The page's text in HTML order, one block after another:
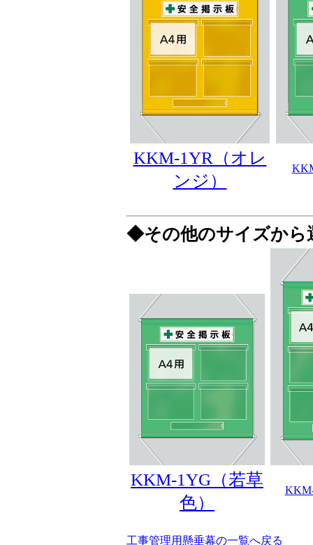
KKM-1YR（オレ
ンジ）
◆その他のサイズから
KKM-1YG（若草
色）
工事管理用懸垂幕の一覧へ戻る